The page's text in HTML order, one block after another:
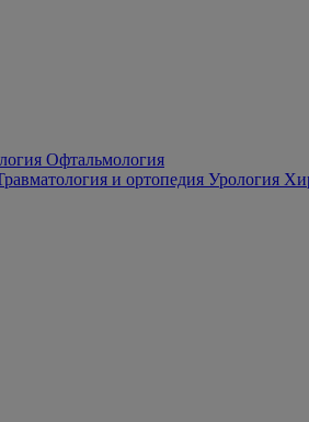
Офтальмология
и ортопедия Урология